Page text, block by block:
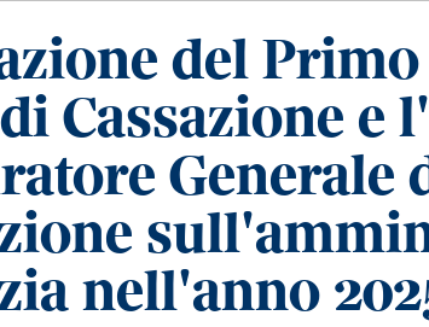
del
Cassazione e
Generale
nell'anno